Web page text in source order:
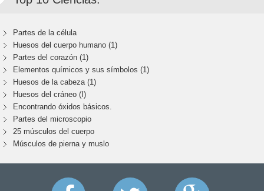
Partes de la célula
Huesos del cuerpo humano (1)
Partes del corazón (1)
Elementos químicos y sus símbolos (1)
Huesos de la cabeza (1)
Huesos del cráneo (I)
Encontrando óxidos básicos.
Partes del microscopio
25 músculos del cuerpo
Músculos de pierna y muslo